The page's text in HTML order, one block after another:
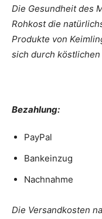
Die Gesundheit des
Rohkost die
Produkte von
sich durch köstlichen
Bezahlung:
PayPal
Bankeinzug
Nachnahme
Die Versandkosten